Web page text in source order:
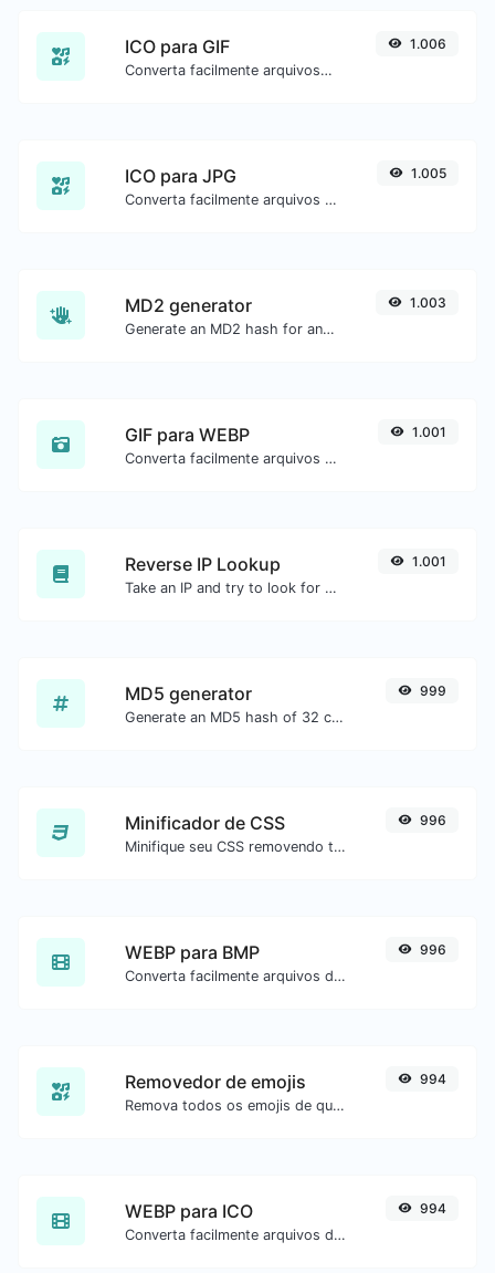
ICO para GIF
Converta facilmente arquivos de imagem ICO para GIF.
1.006
ICO para JPG
Converta facilmente arquivos de imagem ICO para JPG.
1.005
MD2 generator
Generate an MD2 hash for any string input.
1.003
GIF para WEBP
Converta facilmente arquivos de imagem GIF para WEBP.
1.001
Reverse IP Lookup
Take an IP and try to look for the domain/host associated with it.
1.001
MD5 generator
Generate an MD5 hash of 32 characters length for any string input.
999
Minificador de CSS
Minifique seu CSS removendo todos os caracteres desnecessários.
996
WEBP para BMP
Converta facilmente arquivos de imagem WEBP para BMP.
996
Removedor de emojis
Remova todos os emojis de qualquer texto com facilidade.
994
WEBP para ICO
Converta facilmente arquivos de imagem WEBP para ICO.
994